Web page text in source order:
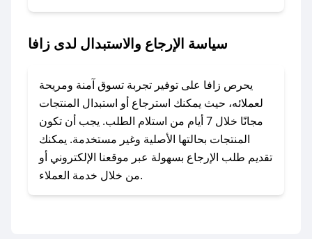
مراسلتنا مباشرة وسنعمل على توفير الكوبونات في
زافا؟
للحصول على كوبونات وخصومات حصرية، قم بما
يلي:
- اضغط على أيقونة متابعة لمتجر زافا في تطبيق
صحصح.
- تابع حسابنا الرسمي على تويتر وقم بتفعيل زر
سياسة الإرجاع والاستبدال لدى زافا
يحرص زافا على توفير تجربة تسوق آمنة ومريحة
لعملائه، حيث يمكنك استرجاع أو استبدال المنتجات
مجانًا خلال 7 أيام من استلام الطلب. يجب أن تكون
المنتجات بحالتها الأصلية وغير مستخدمة. يمكنك
تقديم طلب الإرجاع بسهولة عبر موقعنا الإلكتروني أو
من خلال خدمة العملاء.